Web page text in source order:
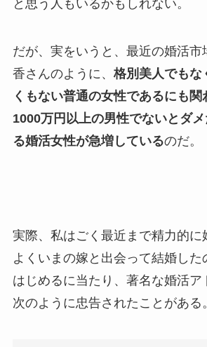
と思う人もいるかもしれない。
だが、実をいうと、最近の婚活市
香さんのように、 格別美人でもな
くもない普通の女性であるにも関
1000万円以上の男性でないとダ
る婚活女性が急増しているのだ。
実際、私はごく最近まで精力的に
よくいまの嫁と出会って結婚した
はじめるに当たり、著名な婚活ア
次のように忠告されたことがある。